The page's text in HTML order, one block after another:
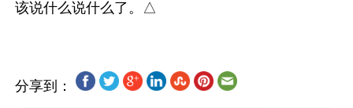
分享到：